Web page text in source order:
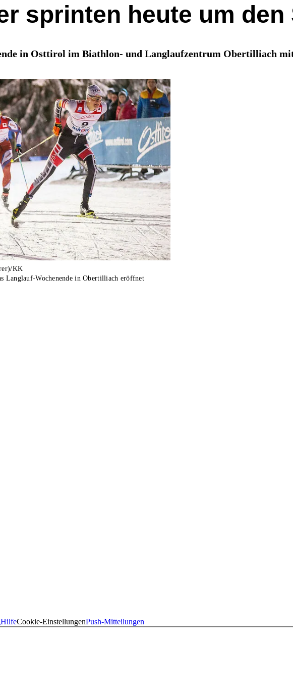
sprinten heute um den
in Osttirol im Biathlon- und Langlaufzentrum Obertilliach
KK
Langlauf-Wochenende in Obertilliach eröffnet
HilfeCookie-EinstellungenPush-Mitteilungen